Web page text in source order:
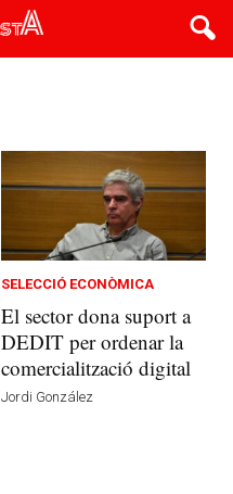
SELECCIÓ ECONÒMICA
El sector dona suport a
DEDIT per ordenar la
comercialització digital
Jordi González